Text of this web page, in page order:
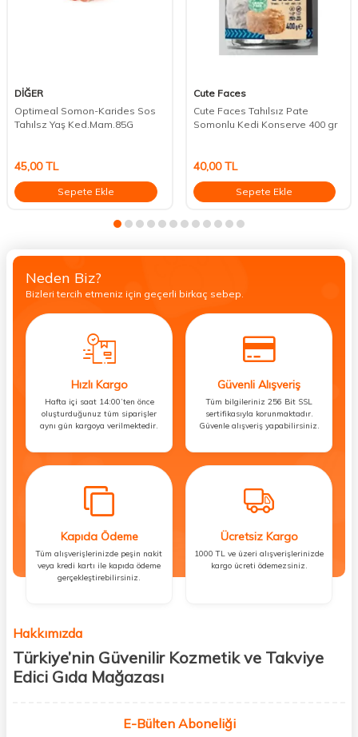
DİĞER
Optimeal Somon-Karides Sos
Tahılsz Yaş Ked.Mam.85G
45,00TL
Sepete Ekle
Cute Faces
Cute Faces Tahılsız Pate
Somonlu Kedi Konserve 400 gr
40,00TL
Sepete Ekle
Neden Biz?
Bizleri tercih etmeniz için geçerli birkaç sebep.
Hızlı Kargo
Hafta içi saat 14:00’ten önce
oluşturduğunuz tüm siparişler
aynı gün kargoya verilmektedir.
Güvenli Alışveriş
Tüm bilgileriniz 256 Bit SSL
sertifikasıyla korunmaktadır.
Güvenle alışveriş yapabilirsiniz.
Kapıda Ödeme
Tüm alışverişlerinizde peşin nakit
veya kredi kartı ile kapıda ödeme
gerçekleştirebilirsiniz.
Ücretsiz Kargo
1000 TL ve üzeri alışverişlerinizde
kargo ücreti ödemezsiniz.
Hakkımızda
Türkiye’nin Güvenilir Kozmetik ve Takviye
Edici Gıda Mağazası
kişisel bakım hem de takviye edici gıda ürünlerini sizlerle
buluşturuyoruz. Artık mağaza mağaza dolaşmanıza gerek yok;
E-Bülten Aboneliği